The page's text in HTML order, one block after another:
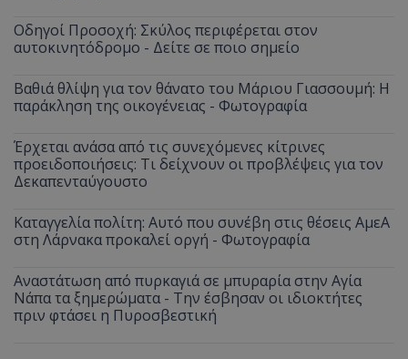
Οδηγοί Προσοχή: Σκύλος περιφέρεται στον
αυτοκινητόδρομο - Δείτε σε ποιο σημείο
Βαθιά θλίψη για τον θάνατο του Μάριου Γιασσουμή: Η
παράκληση της οικογένειας - Φωτογραφία
Έρχεται ανάσα από τις συνεχόμενες κίτρινες
προειδοποιήσεις: Τι δείχνουν οι προβλέψεις για τον
Δεκαπενταύγουστο
Καταγγελία πολίτη: Αυτό που συνέβη στις θέσεις ΑμεΑ
στη Λάρνακα προκαλεί οργή - Φωτογραφία
Αναστάτωση από πυρκαγιά σε μπυραρία στην Αγία
Νάπα τα ξημερώματα - Την έσβησαν οι ιδιοκτήτες
πριν φτάσει η Πυροσβεστική